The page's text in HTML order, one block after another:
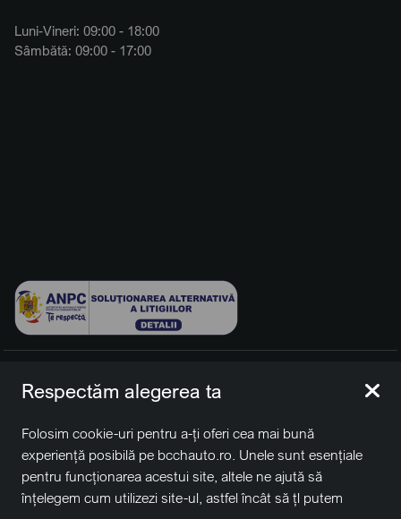
Luni-Vineri: 09:00 - 18:00
Sâmbătă: 09:00 - 17:00
rezervate.
BCCH Auto Switzerland este o marcă a societății
BCCH
Group Switzerland AG
Sediu social: David Business Center, Str. Erou Iancu Nicolae
nr. 29, Voluntari, Ilfov
Respectăm alegerea ta
Folosim cookie-uri pentru a-ți oferi cea mai bună
experiență posibilă pe bcchauto.ro. Unele sunt esențiale
pentru funcționarea acestui site, altele ne ajută să
înțelegem cum utilizezi site-ul, astfel încât să țl putem